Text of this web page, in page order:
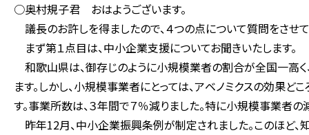
○奥村規子君 おはようございます。
議長のお許しを得ましたので、４つの点について質問をさせ
まず第１点目は、中小企業支援についてお聞きいたします。
和歌山県は、御存じのように小規模業者の割合が全国一高
ます。しかし、小規模事業者にとっては、アベノミクスの効果
す。事業所数は、３年間で７％減りました。特に小規模事業者の
昨年12月、中小企業振興条例が制定されました。このほど